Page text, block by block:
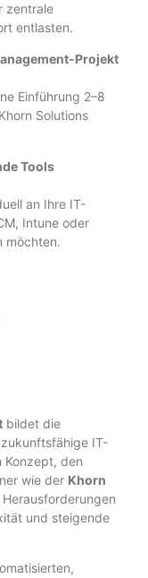
zentrale
entlasten.
Projekt
Einführung 2–8
Solutions
Tools
an Ihre IT-
Intune oder
möchten.
bildet die
IT-
Konzept, den
wie der Khorn
und steigende